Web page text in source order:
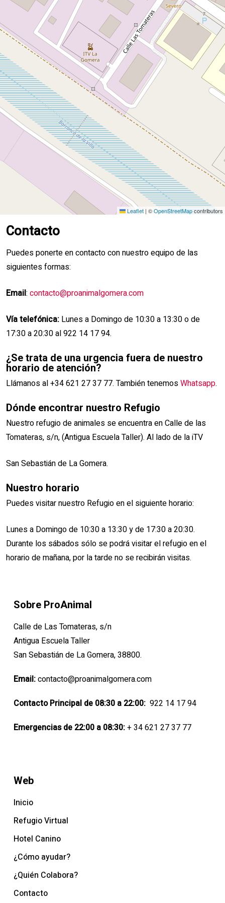
Leaflet | ©OpenStreetMapcontributors
Contacto
Puedes ponerte en contacto con nuestro equipo de las
siguientes formas:
Email:contacto@proanimalgomera.com
Vía telefónica: Lunes a Domingo de 10:30 a 13:30 o de
17:30 a 20:30 al 922 14 17 94.
¿Se trata de una urgencia fuera de nuestro
horario de atención?
Llámanos al +34 621 27 37 77. También tenemosWhatsapp.
Dónde encontrar nuestro Refugio
Nuestro refugio de animales se encuentra en Calle de las
Tomateras, s/n, (Antigua Escuela Taller). Al lado de la iTV
San Sebastián de La Gomera.
Nuestro horario
Puedes visitar nuestro Refugio en el siguiente horario:
Lunes a Domingo de 10:30 a 13:30 y de 17:30 a 20:30.
Durante los sábados sólo se podrá visitar el refugio en el
horario de mañana, por la tarde no se recibirán visitas.
Sobre ProAnimal
Calle de Las Tomateras, s/n
Antigua Escuela Taller
San Sebastián de La Gomera, 38800.
Email:contacto@proanimalgomera.com
Contacto Principal de 08:30 a 22:00:922 14 17 94
Emergencias de 22:00 a 08:30:+ 34 621 27 37 77
Web
Inicio
Refugio Virtual
Hotel Canino
¿Cómo ayudar?
¿Quién Colabora?
Contacto